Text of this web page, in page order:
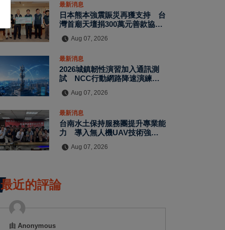
最新消息
日本熊本強震賑災再獲支持 台
灣首廟天壇捐300萬元善款協助
Aug 07, 2026
最新消息
2026城鎮韌性演習加入通訊測
試 NCC行動網路降速演練驗
Aug 07, 2026
最新消息
台南水土保持服務團提升專業能
力 導入無人機UAV技術強化
Aug 07, 2026
最近的評論
由 Anonymous